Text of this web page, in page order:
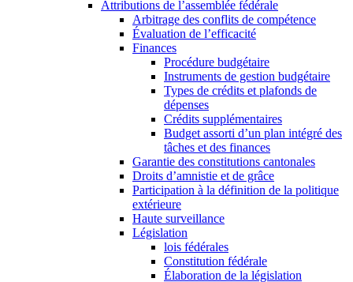
Attributions de l’assemblée fédérale
Arbitrage des conflits de compétence
Évaluation de l’efficacité
Finances
Procédure budgétaire
Instruments de gestion budgétaire
Types de crédits et plafonds de
dépenses
Crédits supplémentaires
Budget assorti d’un plan intégré des
tâches et des finances
Garantie des constitutions cantonales
Droits d’amnistie et de grâce
Participation à la définition de la politique
extérieure
Haute surveillance
Législation
lois fédérales
Constitution fédérale
Élaboration de la législation